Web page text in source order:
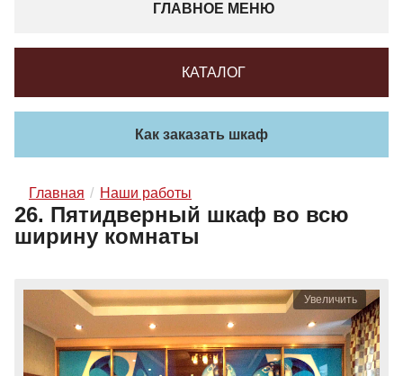
ГЛАВНОЕ МЕНЮ
КАТАЛОГ
Как заказать шкаф
Главная Наши работы
26. Пятидверный шкаф во всю
ширину комнаты
Увеличить